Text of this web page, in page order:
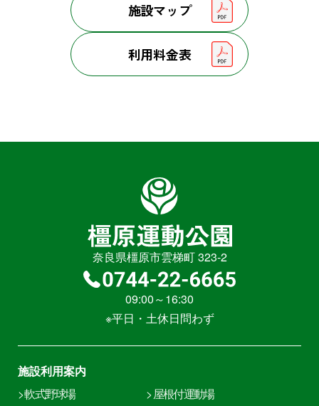
施設マップ
利用料金表
奈良県橿原市雲梯町 323-2
09:00～16:30
※平日・土休日問わず
施設利用案内
> 軟式野球場
> 屋根付運動場